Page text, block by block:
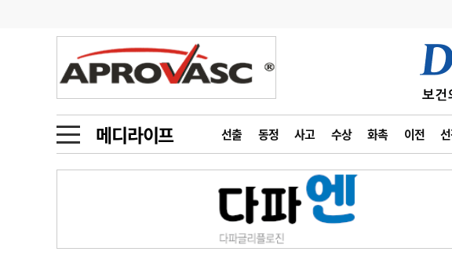
메디라이프 선출 동정 사고 수상 화촉 이전
금주의 검색어
1
의사인력 수급 추계
2
성분명 처방
3
AI의료
4
전공의 모집 결과
메디인포 인사 사고
오피니언 칼럼 수첩
인물 피플
동영상뉴스
포토뉴스
메디 Hospital 지역병원 중소병원
2026년 하반기 인턴 모집
마취통증의학과 임기제 임상의사 채용